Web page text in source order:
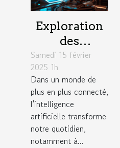
Exploration
des
avantages
des chatbots
basés sur
l'intelligence
artificielle
Samedi 15 février
2025 1h
Dans un monde de
plus en plus connecté,
l'intelligence
artificielle transforme
notre quotidien,
notamment à...